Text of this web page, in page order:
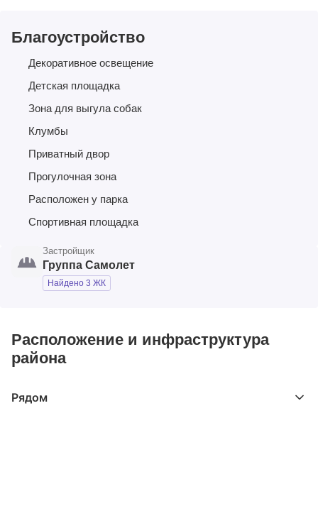
Благоустройство
Декоративное освещение
Детская площадка
Зона для выгула собак
Клумбы
Приватный двор
Прогулочная зона
Расположен у парка
Спортивная площадка
Застройщик
Группа Самолет
Найдено 3 ЖК
Расположение и инфраструктура
района
Рядом